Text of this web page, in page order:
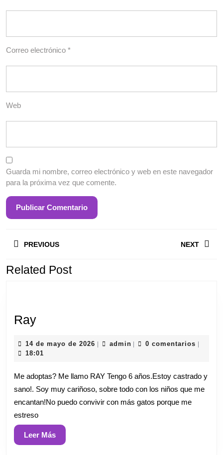
Correo electrónico *
Web
Guarda mi nombre, correo electrónico y web en este navegador
para la próxima vez que comente.
de
entradas
PREVIOUS NEXT
Related Post
RayRay
14 de mayo de 2026 14
de
2026
adminadmin0 comentarios
18:01
Me adoptas? Me llamo RAY Tengo 6 años.Estoy castrado y
sano!. Soy muy cariñoso, sobre todo con los niños que me
encantan!No puedo convivir con más gatos porque me
estreso
Leer MásLeer
Más